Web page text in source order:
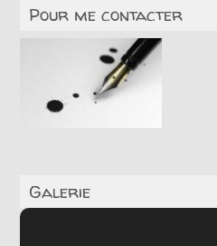
Pour me contacter
Galerie